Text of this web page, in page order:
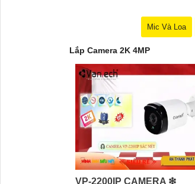
Mic Và Loa
Lắp Camera 2K 4MP
VP-2200IP CAMERA ❇